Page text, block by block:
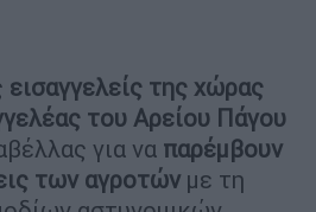
εισαγγελείς της χώρας
του Αρείου Πάγου
για να παρέμβουν
των αγροτών με τη